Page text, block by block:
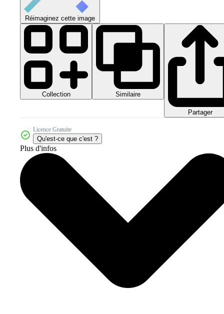
Réimaginez cette image
Collection Similaire
Partager
Licence Gratuite
Qu'est-ce que c'est ?
Plus d'infos